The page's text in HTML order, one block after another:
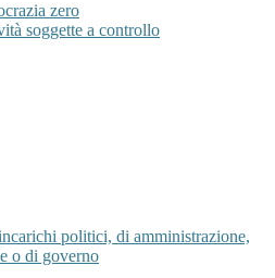
zero
soggette a controllo
politici, di amministrazione,
o di governo